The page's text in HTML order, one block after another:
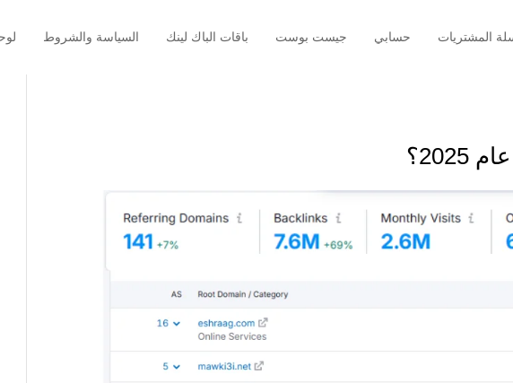
المشتريات حسابي جيست بوست باقات الباك لينك السياسة والشروط